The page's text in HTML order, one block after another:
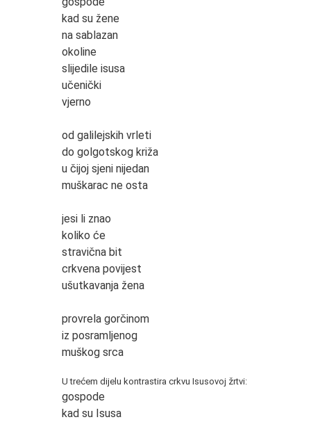
kad su žene
na sablazan
okoline
slijedile isusa
učenički
vjerno
od galilejskih vrleti
do golgotskog križa
u čijoj sjeni nijedan
muškarac ne osta
jesi li znao
koliko će
stravična bit
crkvena povijest
ušutkavanja žena
provrela gorčinom
iz posramljenog
muškog srca
U trećem dijelu kontrastira crkvu Isusovoj žrtvi:
gospode
kad su Isusa